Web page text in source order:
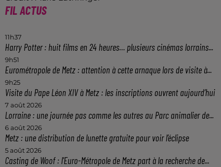
FIL ACTUS
11h37
Harry Potter : huit films en 24 heures… plusieurs cinémas lorrains...
9h51
Eurométropole de Metz : attention à cette arnaque lors de visite à...
9h25
Visite du Pape Léon XIV à Metz : les inscriptions ouvrent aujourd’hui
7 août 2026
Lorraine : une journée pas comme les autres au Parc animalier de...
6 août 2026
Metz : une distribution de lunette gratuite pour voir l’éclipse
5 août 2026
Casting de Woof : l'Euro-Métropole de Metz part à la recherche de...